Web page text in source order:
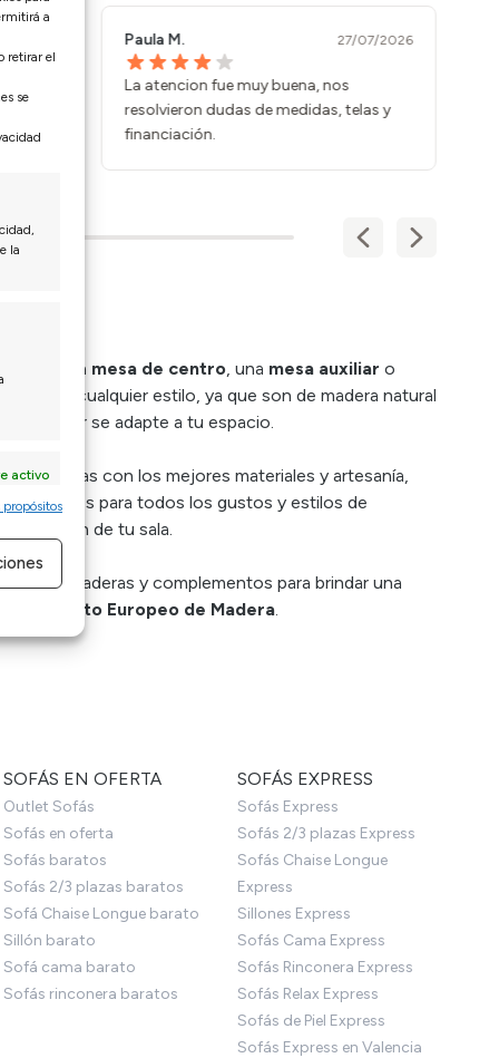
a
retirar el
se
la
activo
propósitos
2026
y
Paula M. 27/07/2026
La atencion fue muy buena, nos
resolvieron dudas de medidas, telas y
financiación.
, una mesa de centro , una mesa auxiliar o
a cualquier estilo, ya que son de madera natural
mejor se adapte a tu espacio.
con los mejores materiales y artesanía,
opciones para todos los gustos y estilos de
atención de tu sala.
maderas y complementos para brindar una
Reglamento Europeo de Madera
SOFÁS EN OFERTA
Outlet Sofás
Sofás en oferta
Sofás baratos
Sofás 2/3 plazas baratos
Sofá Chaise Longue barato
Sillón barato
Sofá cama barato
Sofás rinconera baratos
SOFÁS EXPRESS
Sofás Express
Sofás 2/3 plazas Express
Sofás Chaise Longue
Express
Sillones Express
Sofás Cama Express
Sofás Rinconera Express
Sofás Relax Express
Sofás de Piel Express
Sofás Express en Valencia